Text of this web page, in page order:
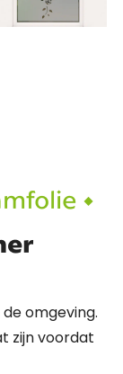
•
omgeving.
zijn voordat